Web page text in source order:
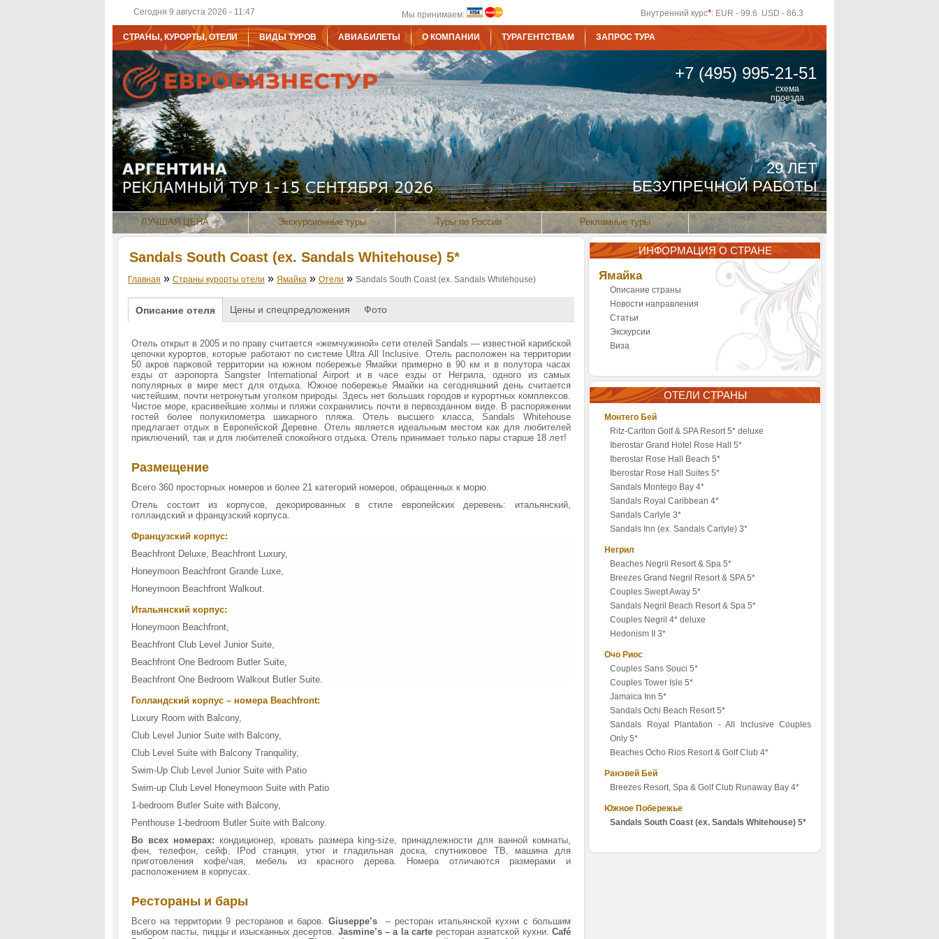
Сегодня 9 августа 2026 - 11:47 Мы принимаем: Внутренний курс*: EUR - 99.6 USD - 86.3
СТРАНЫ, КУРОРТЫ, ОТЕЛИ ВИДЫ ТУРОВ АВИАБИЛЕТЫ О КОМПАНИИ ТУРАГЕНТСТВАМ ЗАПРОС ТУРА
+7 (495) 995-21-51
схема
проезда
ЛУЧШАЯ ЦЕНА Экскурсионные туры Туры по России Рекламные туры
29 ЛЕТ
БЕЗУПРЕЧНОЙ РАБОТЫ
Sandals South Coast (ex. Sandals Whitehouse) 5*
Главная » Страны курорты отели » Ямайка » Отели » Sandals South Coast (ex. Sandals Whitehouse)
Описание отеля Цены и спецпредложения Фото
Отель открыт в 2005 и по праву считается «жемчужиной» сети отелей Sandals — известной карибской
цепочки курортов, которые работают по системе Ultra Аll Inclusive. Отель расположен на территории
50 акров парковой территории на южном побережье Ямайки примерно в 90 км и в полутора часах
езды от аэропорта Sangster International Airport и в часе езды от Негрила, одного из самых
популярных в мире мест для отдыха. Южное побережье Ямайки на сегодняшний день считается
чистейшим, почти нетронутым уголком природы. Здесь нет больших городов и курортных комплексов.
Чистое море, красивейшие холмы и пляжи сохранились почти в первозданном виде. В распоряжении
гостей более полукилометра шикарного пляжа. Отель высшего класса, Sandals Whitehouse
предлагает отдых в Европейской Деревне. Отель является идеальным местом как для любителей
приключений, так и для любителей спокойного отдыха. Отель принимает только пары старше 18 лет!
Размещение
Всего 360 просторных номеров и более 21 категорий номеров, обращенных к морю.
Отель состоит из корпусов, декорированных в стиле европейских деревень: итальянский,
голландский и французский корпуса.
Французский корпус:
Beachfront Deluxe, Beachfront Luxury,
Honeymoon Beachfront Grande Luxe,
Honeymoon Beachfront Walkout.
Итальянский корпус:
Honeymoon Beachfront,
Beachfront Club Level Junior Suite,
Beachfront One Bedroom Butler Suite,
Beachfront One Bedroom Walkout Butler Suite.
Голландский корпус – номера Beachfront:
Luxury Room with Balcony,
Club Level Junior Suite with Balcony,
Club Level Suite with Balcony Tranquility,
Swim-Up Club Level Junior Suite with Patio
Swim-up Club Level Honeymoon Suite with Patio
1-bedroom Butler Suite with Balcony,
Penthouse 1-bedroom Butler Suite with Balcony.
Во всех номерах: кондиционер, кровать размера king-size, принадлежности для ванной комнаты,
фен, телефон, сейф, IPod станция, утюг и гладильная доска, спутниковое ТВ, машина для
приготовления кофе/чая, мебель из красного дерева. Номера отличаются размерами и
расположением в корпусах.
Рестораны и бары
Всего на территории 9 ресторанов и баров. Giuseppe’s
– ресторан итальянской кухни с большим
выбором пасты, пиццы и изысканных десертов. Jasmine’s – a la carte ресторан азиатской кухни.Café
ИНФОРМАЦИЯ О СТРАНЕ
Ямайка
Описание страны
Новости направления
Статьи
Экскурсии
Виза
ОТЕЛИ СТРАНЫ
Монтего Бей
Ritz-Carlton Golf & SPA Resort 5* deluxe
Iberostar Grand Hotel Rose Hall 5*
Iberostar Rose Hall Beach 5*
Iberostar Rose Hall Suites 5*
Sandals Montego Bay 4*
Sandals Royal Caribbean 4*
Sandals Carlyle 3*
Sandals Inn (ex. Sandals Carlyle) 3*
Негрил
Beaches Negril Resort & Spa 5*
Breezes Grand Negril Resort & SPA 5*
Couples Swept Away 5*
Sandals Negril Beach Resort & Spa 5*
Couples Negril 4* deluxe
Hedonism II 3*
Очо Риос
Couples Sans Souci 5*
Couples Tower Isle 5*
Jamaica Inn 5*
Sandals Ochi Beach Resort 5*
Sandals Royal Plantation - All Inclusive Couples
Only 5*
Beaches Ocho Rios Resort & Golf Club 4*
Ранэвей Бей
Breezes Resort, Spa & Golf Club Runaway Bay 4*
Южное Побережье
Sandals South Coast (ex. Sandals Whitehouse) 5*